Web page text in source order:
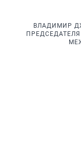
ВЛАДИМИР